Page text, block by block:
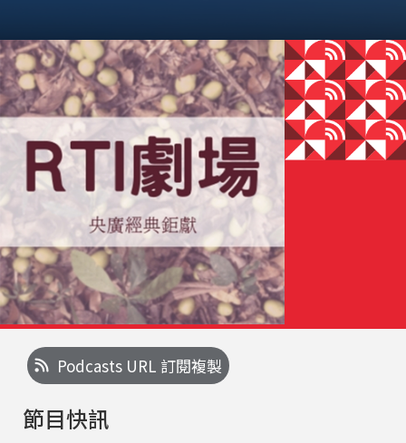
Podcasts URL 訂閱複製
節目快訊